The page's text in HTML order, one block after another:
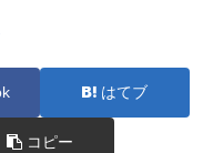
はてブ
コピー